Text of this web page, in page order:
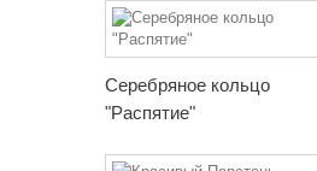
Серебряное кольцо
"Распятие"